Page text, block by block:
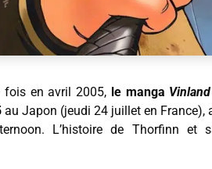
fois en avril 2005, le manga Vinland
au Japon (jeudi 24 juillet en France),
L’histoire de Thorfinn